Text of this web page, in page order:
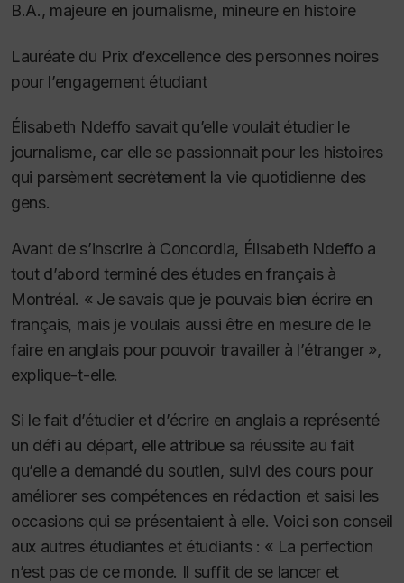
B.A., majeure en journalisme, mineure en histoire
Lauréate du Prix d’excellence des personnes noires
pour l’engagement étudiant
Élisabeth Ndeffo savait qu’elle voulait étudier le
journalisme, car elle se passionnait pour les histoires
qui parsèment secrètement la vie quotidienne des
gens.
Avant de s’inscrire à Concordia, Élisabeth Ndeffo a
tout d’abord terminé des études en français à
Montréal. « Je savais que je pouvais bien écrire en
français, mais je voulais aussi être en mesure de le
faire en anglais pour pouvoir travailler à l’étranger »,
explique-t-elle.
Si le fait d’étudier et d’écrire en anglais a représenté
un défi au départ, elle attribue sa réussite au fait
qu’elle a demandé du soutien, suivi des cours pour
améliorer ses compétences en rédaction et saisi les
occasions qui se présentaient à elle. Voici son conseil
aux autres étudiantes et étudiants : « La perfection
n’est pas de ce monde. Il suffit de se lancer et